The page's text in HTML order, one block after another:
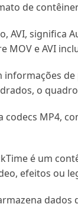
de
AVI, significa
MOV e AVI
informações
o
codecs MP4,
é um
efeitos ou